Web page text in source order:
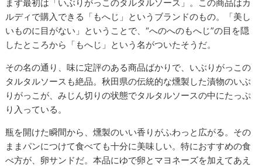
まず最初は「いぶりがっこのタルタルソース」。この商品はカ
ルディで購入できる「もへじ」というブランドのもの。「美し
いものに目がない」ということで、“へのへのもへじ”の目を隠
したところから「もへじ」という名がついたそうだ。
その名の通り、味に定評のある商品ばかりで、いぶりがっこの
タルタルソースも絶品。秋田県の伝統的な燻製した漬物のいぶ
りがっこが、みじん切りの状態でタルタルソースの中にたっぷ
り入っている。
瓶を開けた瞬間から、燻製のいい香りがふわっと広がる。その
ままパンにつけて食べても十分に美味しい。特におすすめの食
べ方が、卵サンドだ。本品にゆで卵とマヨネーズを加えてあえ